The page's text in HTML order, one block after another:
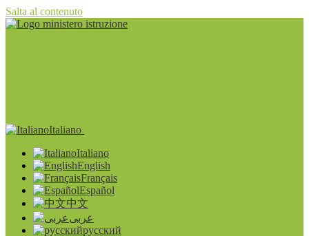
Salta al contenuto
Italiano
Italiano
English
Français
Español
中文
عربى
русский